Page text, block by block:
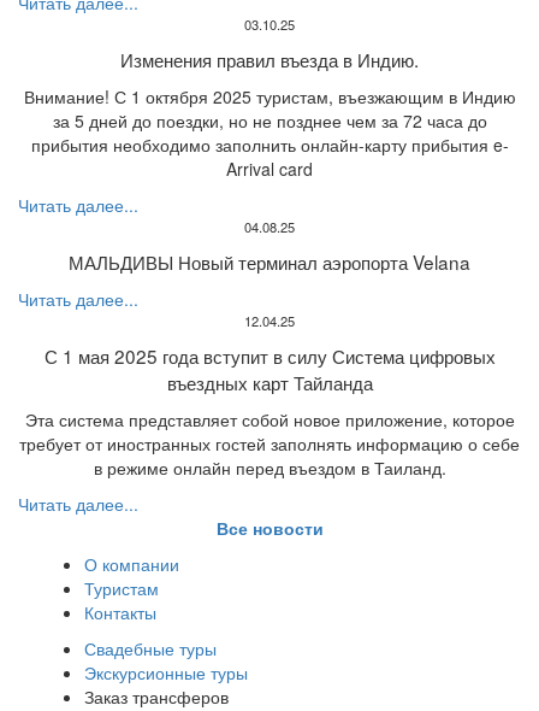
03.10.25
Изменения правил въезда в Индию.
Внимание! С 1 октября 2025 туристам, въезжающим в Индию
за 5 дней до поездки, но не позднее чем за 72 часа до
прибытия необходимо заполнить онлайн-карту прибытия e-
Arrival card
Читать далее...
04.08.25
МАЛЬДИВЫ Новый терминал аэропорта Velana
Читать далее...
12.04.25
С 1 мая 2025 года вступит в силу Система цифровых
въездных карт Тайланда
Эта система представляет собой новое приложение, которое
требует от иностранных гостей заполнять информацию о себе
в режиме онлайн перед въездом в Таиланд.
Читать далее...
Все новости
О компании
Туристам
Контакты
Свадебные туры
Экскурсионные туры
Заказ трансферов